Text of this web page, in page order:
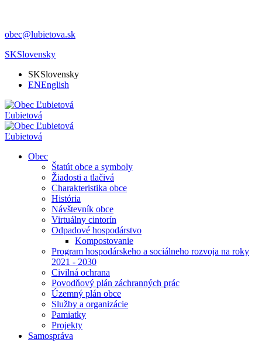
obec@lubietova.sk
SKSlovensky
SKSlovensky
ENEnglish
Ľubietová
Ľubietová
Obec
Štatút obce a symboly
Žiadosti a tlačivá
Charakteristika obce
História
Návštevník obce
Virtuálny cintorín
Odpadové hospodárstvo
Kompostovanie
Program hospodárskeho a sociálneho rozvoja na roky
2021 - 2030
Civilná ochrana
Povodňový plán záchranných prác
Územný plán obce
Služby a organizácie
Pamiatky
Projekty
Samospráva